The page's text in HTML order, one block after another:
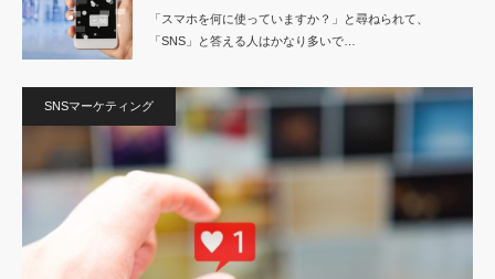
「スマホを何に使っていますか？」と尋ねられて、
「SNS」と答える人はかなり多いで…
SNSマーケティング